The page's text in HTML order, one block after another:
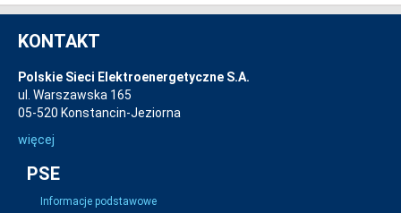
KONTAKT
Polskie Sieci Elektroenergetyczne S.A.
ul. Warszawska 165
05-520 Konstancin-Jeziorna
więcej
PSE
Informacje podstawowe